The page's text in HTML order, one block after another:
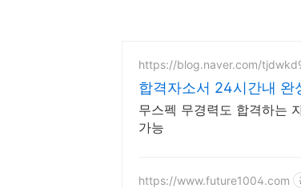
https://blog.naver.com/
합격자소서 24시간내 완
무스펙 무경력도 합격하는
가능
https://www.future1004.com